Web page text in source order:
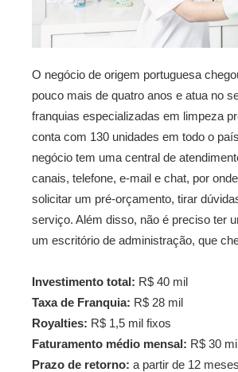
O negócio de origem portuguesa
pouco mais de quatro anos e atua no
franquias especializadas em limpeza
conta com 130 unidades em todo o
negócio tem uma central de
canais, telefone, e-mail e chat, por
solicitar um pré-orçamento, tirar
serviço. Além disso, não é preciso ter
um escritório de administração, que
Investimento total: R$ 40 mil
Taxa de Franquia: R$ 28 mil
Royalties: R$ 1,5 mil fixos
Faturamento médio mensal: R$ 30
Prazo de retorno: a partir de 12 meses